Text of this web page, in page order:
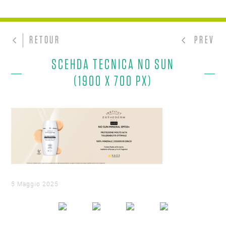
RETOUR PREV
SCEHDA TECNICA NO SUN
(1900 X 700 PX)
5 Maggio 2025